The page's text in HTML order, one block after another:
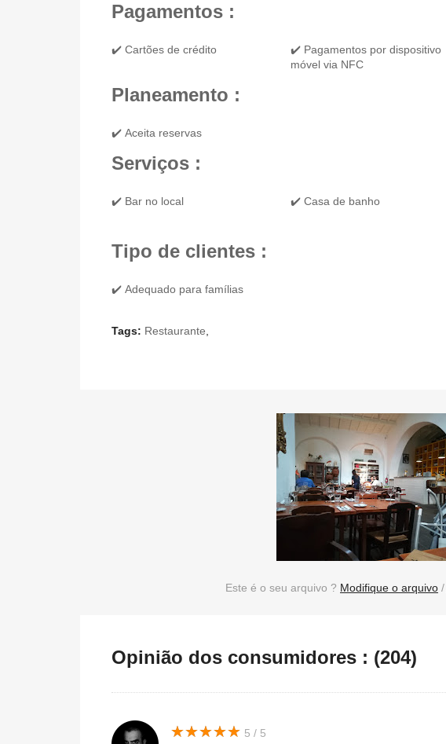
Pagamentos :
✔️ Cartões de crédito
✔️ Pagamentos por dispositivo
móvel via NFC
Planeamento :
✔️ Aceita reservas
Serviços :
✔️ Bar no local ✔️ Casa de banho
Tipo de clientes :
✔️ Adequado para famílias
Tags: Restaurante
Este é o seu arquivo ? Modifique o arquivo /
Opinião dos consumidores : (204)
★★★★★
★★★★★ 5 / 5